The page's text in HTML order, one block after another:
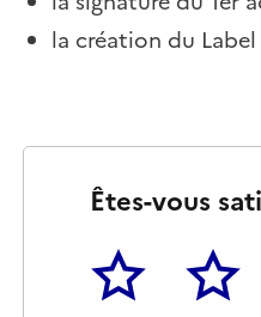
la création du
Êtes-vous
1 2